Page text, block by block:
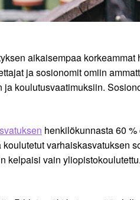
aikaisempaa
ja sosionomit omiin
ja koulutusvaatimuksiin.
henkilökunnasta 60
varhaiskasvatuksen
kelpaisi vain yliopistokoulutettu.